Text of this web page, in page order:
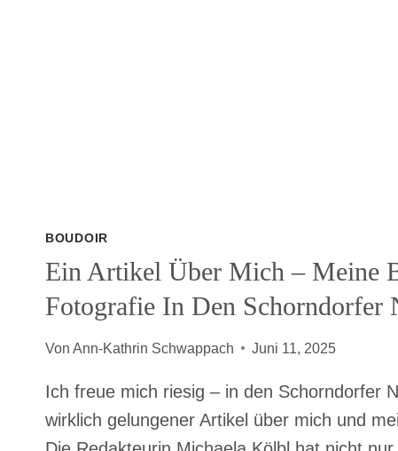
BOUDOIR
Ein Artikel Über Mich – Meine
Fotografie In Den Schorndorfer
Von Ann-Kathrin Schwappach Juni 11, 2025
Ich freue mich riesig – in den Schorndorfer
wirklich gelungener Artikel über mich und